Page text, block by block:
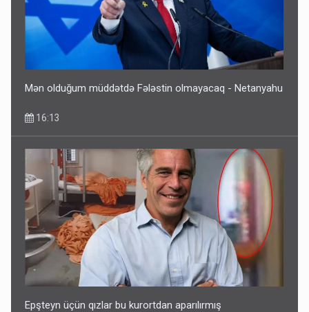
Mən olduğum müddətdə Fələstin olmayacaq - Netanyahu
16:13
Epşteyn üçün qızlar bu kurortdan aparılırmış